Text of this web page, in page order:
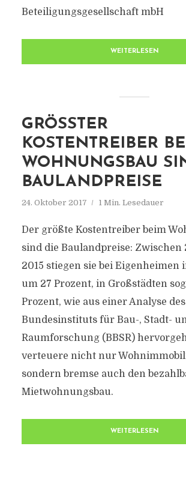
Beteiligungsgesellschaft mbH
WEITERLESEN
GRÖSSTER K
OSTENTREIBER
OHNUNGSBAU
AULANDPREISE
24. Oktober 2017 1 Min. Lesedauer
Der größte Kostentreiber beim
sind die Baulandpreise: Zwischen
2015 stiegen sie bei Eigenheimen
um 27 Prozent, in Großstädten
Prozent, wie aus einer Analyse des
Bundesinstituts für Bau-, Stadt-
Raumforschung (BBSR)
verteuere nicht nur
sondern bremse auch den
Mietwohnungsbau.
WEITERLESEN